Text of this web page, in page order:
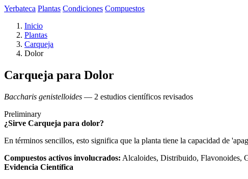
Yerbateca Plantas Condiciones Compuestos
Inicio
Plantas
Carqueja
Dolor
Carqueja para Dolor
Baccharis genistelloides — 2 estudios científicos revisados
Preliminary
¿Sirve Carqueja para dolor?
En términos sencillos, esto significa que la planta tiene la capacidad de
Compuestos activos involucrados: Alcaloides, Distribuido, Flavonoides,
Evidencia Científica